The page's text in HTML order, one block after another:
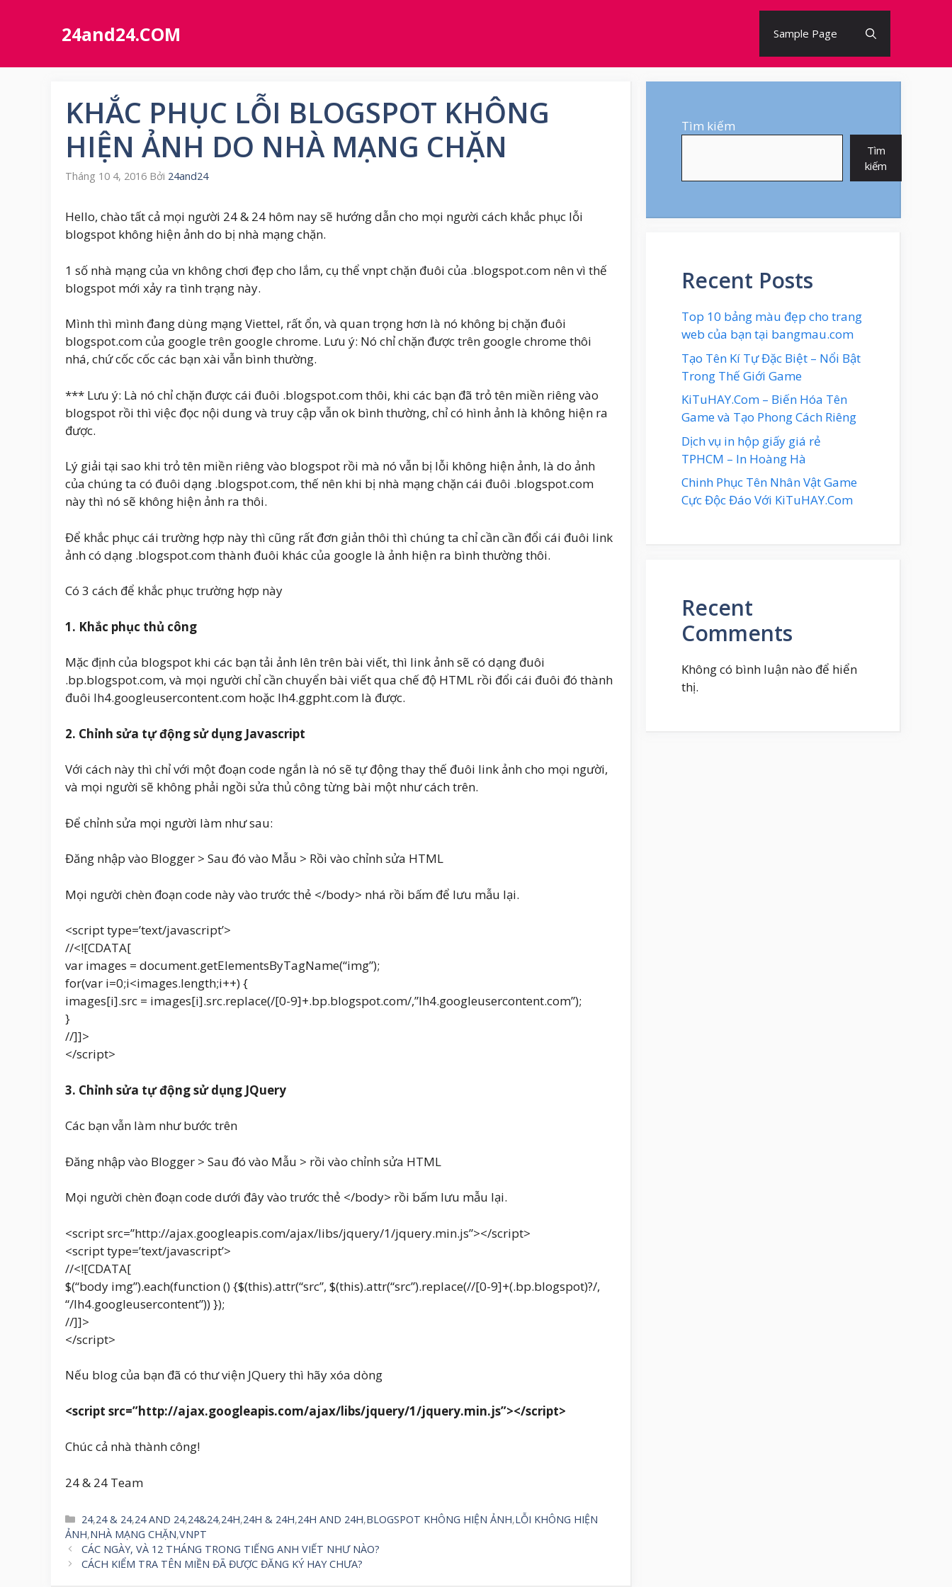
24and24.COM Sample Page
KHẮC PHỤC LỖI BLOGSPOT KHÔNG
HIỆN ẢNH DO NHÀ MẠNG CHẶN
Tháng 10 4, 2016 Bởi 24and24
Hello, chào tất cả mọi người 24 & 24 hôm nay sẽ hướng dẫn cho mọi người cách khắc phục lỗi
blogspot không hiện ảnh do bị nhà mạng chặn.
1 số nhà mạng của vn không chơi đẹp cho lắm, cụ thể vnpt chặn đuôi của .blogspot.com nên vì thế
blogspot mới xảy ra tình trạng này.
Mình thì mình đang dùng mạng Viettel, rất ổn, và quan trọng hơn là nó không bị chặn đuôi
blogspot.com của google trên google chrome. Lưu ý: Nó chỉ chặn được trên google chrome thôi
nhá, chứ cốc cốc các bạn xài vẫn bình thường.
*** Lưu ý: Là nó chỉ chặn được cái đuôi .blogspot.com thôi, khi các bạn đã trỏ tên miền riêng vào
blogspot rồi thì việc đọc nội dung và truy cập vẫn ok bình thường, chỉ có hình ảnh là không hiện ra
được.
Lý giải tại sao khi trỏ tên miền riêng vào blogspot rồi mà nó vẫn bị lỗi không hiện ảnh, là do ảnh
của chúng ta có đuôi dạng .blogspot.com, thế nên khi bị nhà mạng chặn cái đuôi .blogspot.com
này thì nó sẽ không hiện ảnh ra thôi.
Để khắc phục cái trường hợp này thì cũng rất đơn giản thôi thì chúng ta chỉ cần cần đổi cái đuôi link
ảnh có dạng .blogspot.com thành đuôi khác của google là ảnh hiện ra bình thường thôi.
Có 3 cách để khắc phục trường hợp này
1. Khắc phục thủ công
Mặc định của blogspot khi các bạn tải ảnh lên trên bài viết, thì link ảnh sẽ có dạng đuôi
.bp.blogspot.com, và mọi người chỉ cần chuyển bài viết qua chế độ HTML rồi đổi cái đuôi đó thành
đuôi lh4.googleusercontent.com hoặc lh4.ggpht.com là được.
2. Chỉnh sửa tự động sử dụng Javascript
Với cách này thì chỉ với một đoạn code ngắn là nó sẽ tự động thay thế đuôi link ảnh cho mọi người,
và mọi người sẽ không phải ngồi sửa thủ công từng bài một như cách trên.
Để chỉnh sửa mọi người làm như sau:
Đăng nhập vào Blogger > Sau đó vào Mẫu > Rồi vào chỉnh sửa HTML
Mọi người chèn đoạn code này vào trước thẻ </body> nhá rồi bấm để lưu mẫu lại.
<script type=’text/javascript’>
//<![CDATA[
var images = document.getElementsByTagName(“img”);
for(var i=0;i<images.length;i++) {
images[i].src = images[i].src.replace(/[0-9]+.bp.blogspot.com/,”lh4.googleusercontent.com”);
}
//]]>
</script>
3. Chỉnh sửa tự động sử dụng JQuery
Các bạn vẫn làm như bước trên
Đăng nhập vào Blogger > Sau đó vào Mẫu > rồi vào chỉnh sửa HTML
Mọi người chèn đoạn code dưới đây vào trước thẻ </body> rồi bấm lưu mẫu lại.
<script src=”http://ajax.googleapis.com/ajax/libs/jquery/1/jquery.min.js”></script>
<script type=’text/javascript’>
//<![CDATA[
$(“body img”).each(function () {$(this).attr(“src”, $(this).attr(“src”).replace(//[0-9]+(.bp.blogspot)?/,
“/lh4.googleusercontent”)) });
//]]>
</script>
Nếu blog của bạn đã có thư viện JQuery thì hãy xóa dòng
<script src=”http://ajax.googleapis.com/ajax/libs/jquery/1/jquery.min.js”></script>
Chúc cả nhà thành công!
24 & 24 Team
Danh
mục
24,24 & 24,24 AND 24,24&24,24H,24H & 24H,24H AND 24H,BLOGSPOT KHÔNG HIỆN ẢNH,LỖI KHÔNG HIỆN
ẢNH,NHÀ MẠNG CHẶN,VNPT
CÁC NGÀY, VÀ 12 THÁNG TRONG TIẾNG ANH VIẾT NHƯ NÀO?
CÁCH KIỂM TRA TÊN MIỀN ĐÃ ĐƯỢC ĐĂNG KÝ HAY CHƯA?
Tìm kiếm
Tìm
kiếm
Recent Posts
Top 10 bảng màu đẹp cho trang
web của bạn tại bangmau.com
Tạo Tên Kí Tự Đặc Biệt – Nổi Bật
Trong Thế Giới Game
KiTuHAY.Com – Biến Hóa Tên
Game và Tạo Phong Cách Riêng
Dịch vụ in hộp giấy giá rẻ
TPHCM – In Hoàng Hà
Chinh Phục Tên Nhân Vật Game
Cực Độc Đáo Với KiTuHAY.Com
Recent
Comments
Không có bình luận nào để hiển
thị.